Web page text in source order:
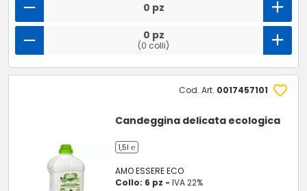
0 pz
0 pz
(0 colli)
Cod. Art. 0017457101
Candeggina delicata ecologica
1,5l ℮
AMO ESSERE ECO
Collo: 6 pz -IVA 22%